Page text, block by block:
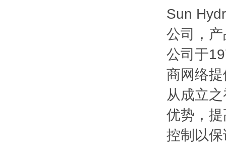
Sun
公司，
公司于
商网络
从成立
优势，
控制以